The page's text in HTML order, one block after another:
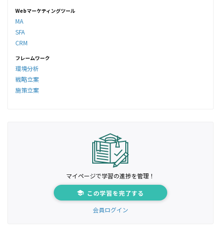
Webマーケティングツール
MA
SFA
CRM
フレームワーク
環境分析
戦略立案
施策立案
マイページで学習の進捗を管理！
この学習を完了する
会員ログイン